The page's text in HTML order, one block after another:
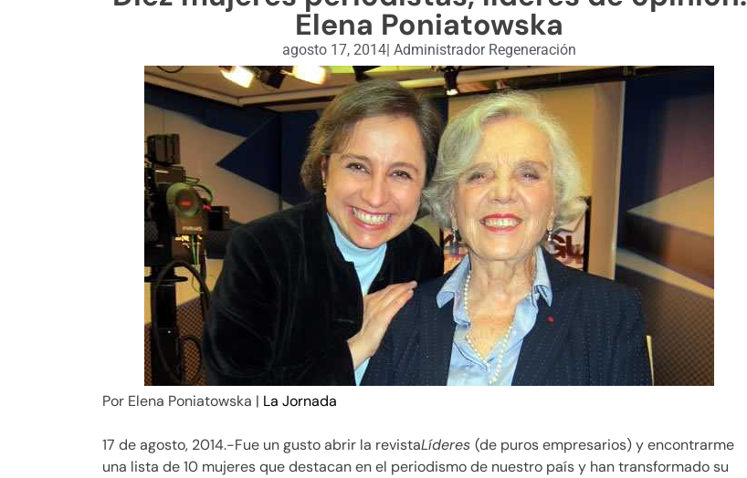
Elena Poniatowska
agosto 17, 2014 Administrador Regeneración
Por Elena Poniatowska | La Jornada
17 de agosto, 2014.-Fue un gusto abrir la revistaLíderes (de puros empresarios) y encontrarme
una lista de 10 mujeres que destacan en el periodismo de nuestro país y han transformado su